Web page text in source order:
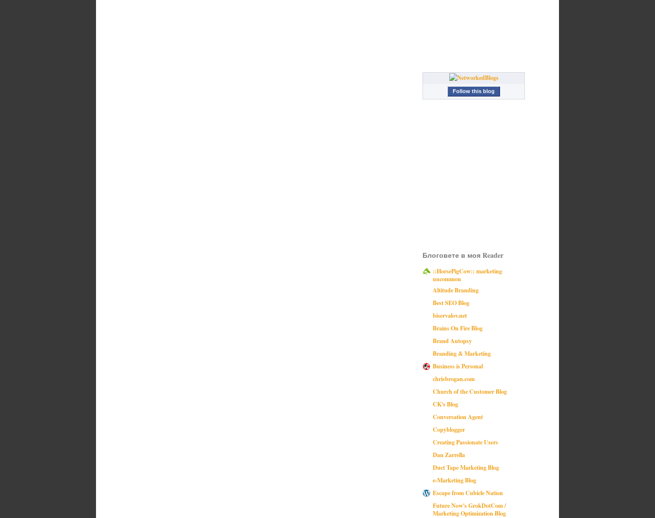
Follow this blog
Блоговете в моя Reader
::HorsePigCow:: marketing
uncommon
Altitude Branding
Best SEO Blog
biservalov.net
Brains On Fire Blog
Brand Autopsy
Branding & Marketing
Business is Personal
chrisbrogan.com
Church of the Customer Blog
CK's Blog
Conversation Agent
Copyblogger
Creating Passionate Users
Dan Zarrella
Duct Tape Marketing Blog
e-Marketing Blog
Escape from Cubicle Nation
Future Now's GrokDotCom /
Marketing Optimization Blog